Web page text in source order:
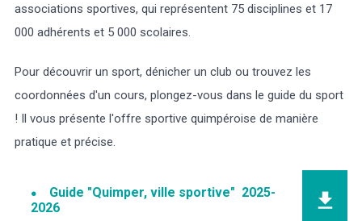
associations sportives, qui représentent 75 disciplines et 17
000 adhérents et 5 000 scolaires.
Pour découvrir un sport, dénicher un club ou trouvez les
coordonnées d'un cours, plongez-vous dans le guide du sport
! Il vous présente l'offre sportive quimpéroise de manière
pratique et précise.
Guide "Quimper, ville sportive" 2025-
2026